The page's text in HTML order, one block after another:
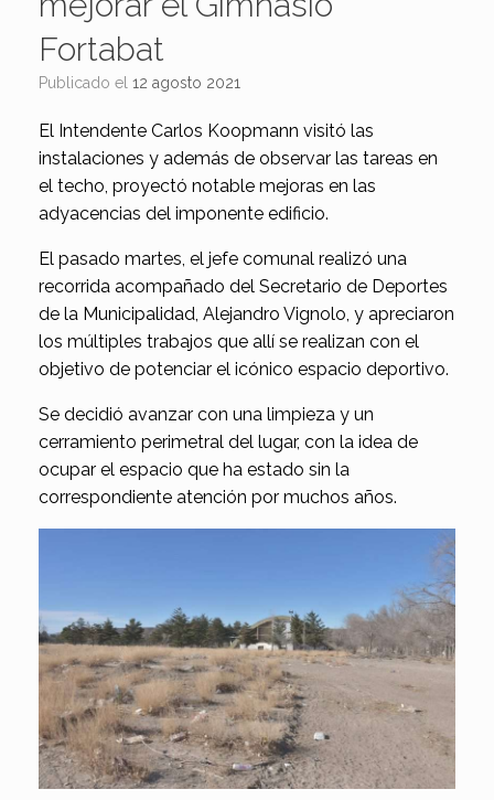
Fortabat
Publicado el 12 agosto 2021
El Intendente Carlos Koopmann visitó las
instalaciones y además de observar las tareas en
el techo, proyectó notable mejoras en las
adyacencias del imponente edificio.
El pasado martes, el jefe comunal realizó una
recorrida acompañado del Secretario de Deportes
de la Municipalidad, Alejandro Vignolo, y apreciaron
los múltiples trabajos que allí se realizan con el
objetivo de potenciar el icónico espacio deportivo.
Se decidió avanzar con una limpieza y un
cerramiento perimetral del lugar, con la idea de
ocupar el espacio que ha estado sin la
correspondiente atención por muchos años.